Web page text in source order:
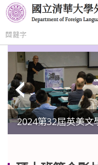
跳
到
主
要
容
區
2024第32屆英美文